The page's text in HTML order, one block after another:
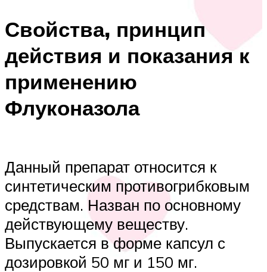
Свойства, принцип
действия и показания к
применению
Флуконазола
Данный препарат относится к
синтетическим противогрибковым
средствам. Назван по основному
действующему веществу.
Выпускается в форме капсул с
дозировкой 50 мг и 150 мг.